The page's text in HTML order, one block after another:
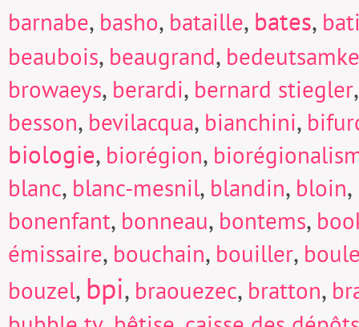
barnabe, basho, bataille, bates,
beaubois, beaugrand,
browaeys, berardi, bernard stiegler
besson, bevilacqua, bianchini,
biologie, biorégion,
blanc, blanc-mesnil, blandin, bloin,
bonenfant, bonneau, bontems,
émissaire, bouchain, bouiller,
bouzel, bpi, braouezec, bratton,